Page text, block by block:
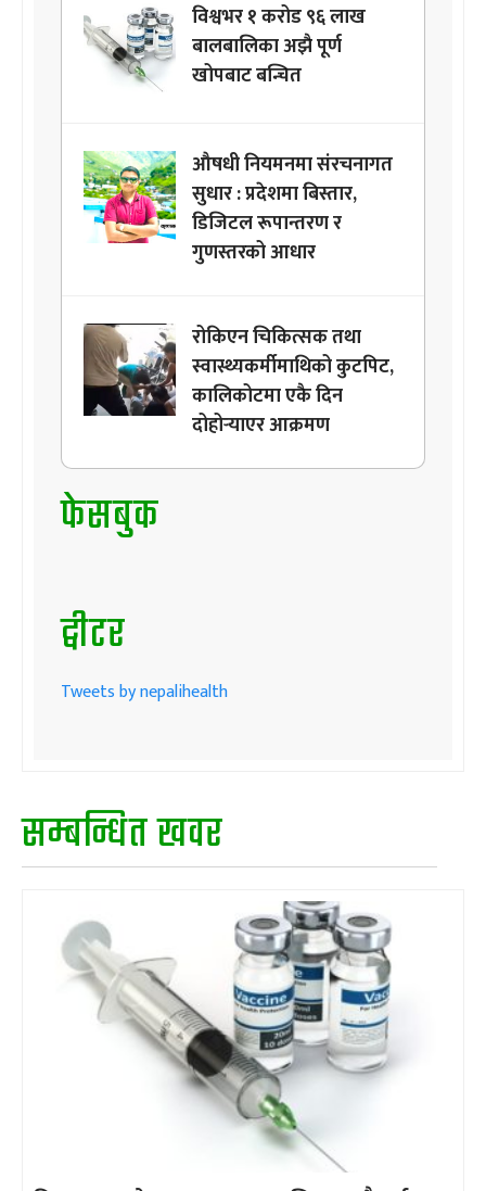
विश्वभर १ करोड ९६ लाख
बालबालिका अझै पूर्ण
खोपबाट बन्चित
औषधी नियमनमा संरचनागत
सुधार : प्रदेशमा बिस्तार,
डिजिटल रूपान्तरण र
गुणस्तरको आधार
रोकिएन चिकित्सक तथा
स्वास्थ्यकर्मीमाथिको कुटपिट,
कालिकोटमा एकै दिन
दोहोर्‍याएर आक्रमण
फेसबुक
ट्वीटर
Tweets by nepalihealth
सम्बन्धित खवर